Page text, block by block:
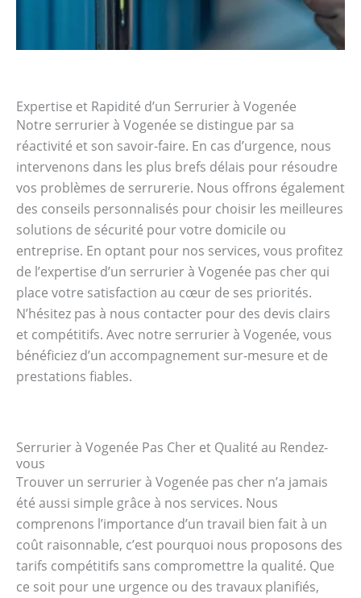
Expertise et Rapidité d’un Serrurier à Vogenée
Notre serrurier à Vogenée se distingue par sa
réactivité et son savoir-faire. En cas d’urgence, nous
intervenons dans les plus brefs délais pour résoudre
vos problèmes de serrurerie. Nous offrons également
des conseils personnalisés pour choisir les meilleures
solutions de sécurité pour votre domicile ou
entreprise. En optant pour nos services, vous profitez
de l’expertise d’un serrurier à Vogenée pas cher qui
place votre satisfaction au cœur de ses priorités.
N’hésitez pas à nous contacter pour des devis clairs
et compétitifs. Avec notre serrurier à Vogenée, vous
bénéficiez d’un accompagnement sur-mesure et de
prestations fiables.
Serrurier à Vogenée Pas Cher et Qualité au Rendez-
vous
Trouver un serrurier à Vogenée pas cher n’a jamais
été aussi simple grâce à nos services. Nous
comprenons l’importance d’un travail bien fait à un
coût raisonnable, c’est pourquoi nous proposons des
tarifs compétitifs sans compromettre la qualité. Que
ce soit pour une urgence ou des travaux planifiés,